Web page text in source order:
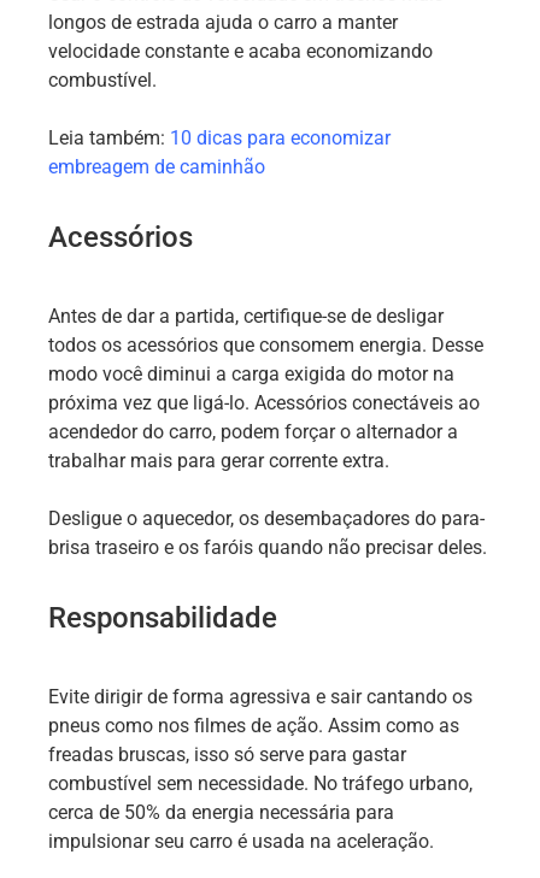
longos de estrada ajuda o carro a manter
velocidade constante e acaba economizando
combustível.
Leia também: 10 dicas para economizar
embreagem de caminhão
Acessórios
Antes de dar a partida, certifique-se de desligar
todos os acessórios que consomem energia. Desse
modo você diminui a carga exigida do motor na
próxima vez que ligá-lo. Acessórios conectáveis ao
acendedor do carro, podem forçar o alternador a
trabalhar mais para gerar corrente extra.
Desligue o aquecedor, os desembaçadores do para-
brisa traseiro e os faróis quando não precisar deles.
Responsabilidade
Evite dirigir de forma agressiva e sair cantando os
pneus como nos filmes de ação. Assim como as
freadas bruscas, isso só serve para gastar
combustível sem necessidade. No tráfego urbano,
cerca de 50% da energia necessária para
impulsionar seu carro é usada na aceleração.